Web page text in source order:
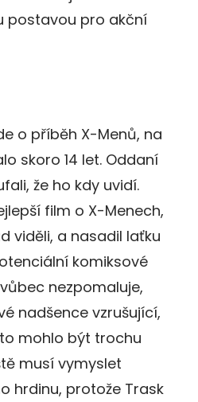
postavou pro akční
o příběh X-Menů, na
skoro 14 let. Oddaní
že ho kdy uvidí.
film o X-Menech,
viděli, a nasadil laťku
komiksové
nezpomaluje,
nadšence vzrušující,
mohlo být trochu
musí vymyslet
hrdinu, protože Trask